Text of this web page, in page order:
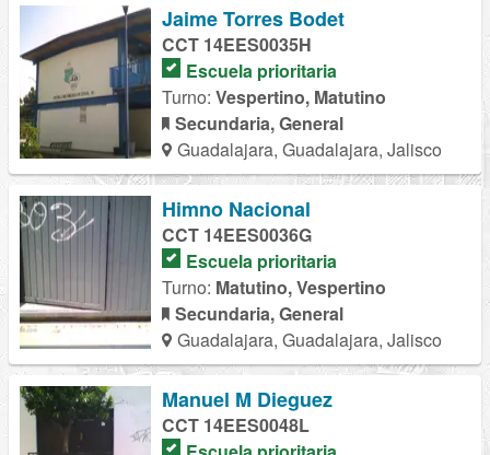
Jaime Torres Bodet
CCT 14EES0035H
Escuela prioritaria
Turno: Vespertino, Matutino
Secundaria, General
Guadalajara, Guadalajara, Jalisco
Himno Nacional
CCT 14EES0036G
Escuela prioritaria
Turno: Matutino, Vespertino
Secundaria, General
Guadalajara, Guadalajara, Jalisco
Manuel M Dieguez
CCT 14EES0048L